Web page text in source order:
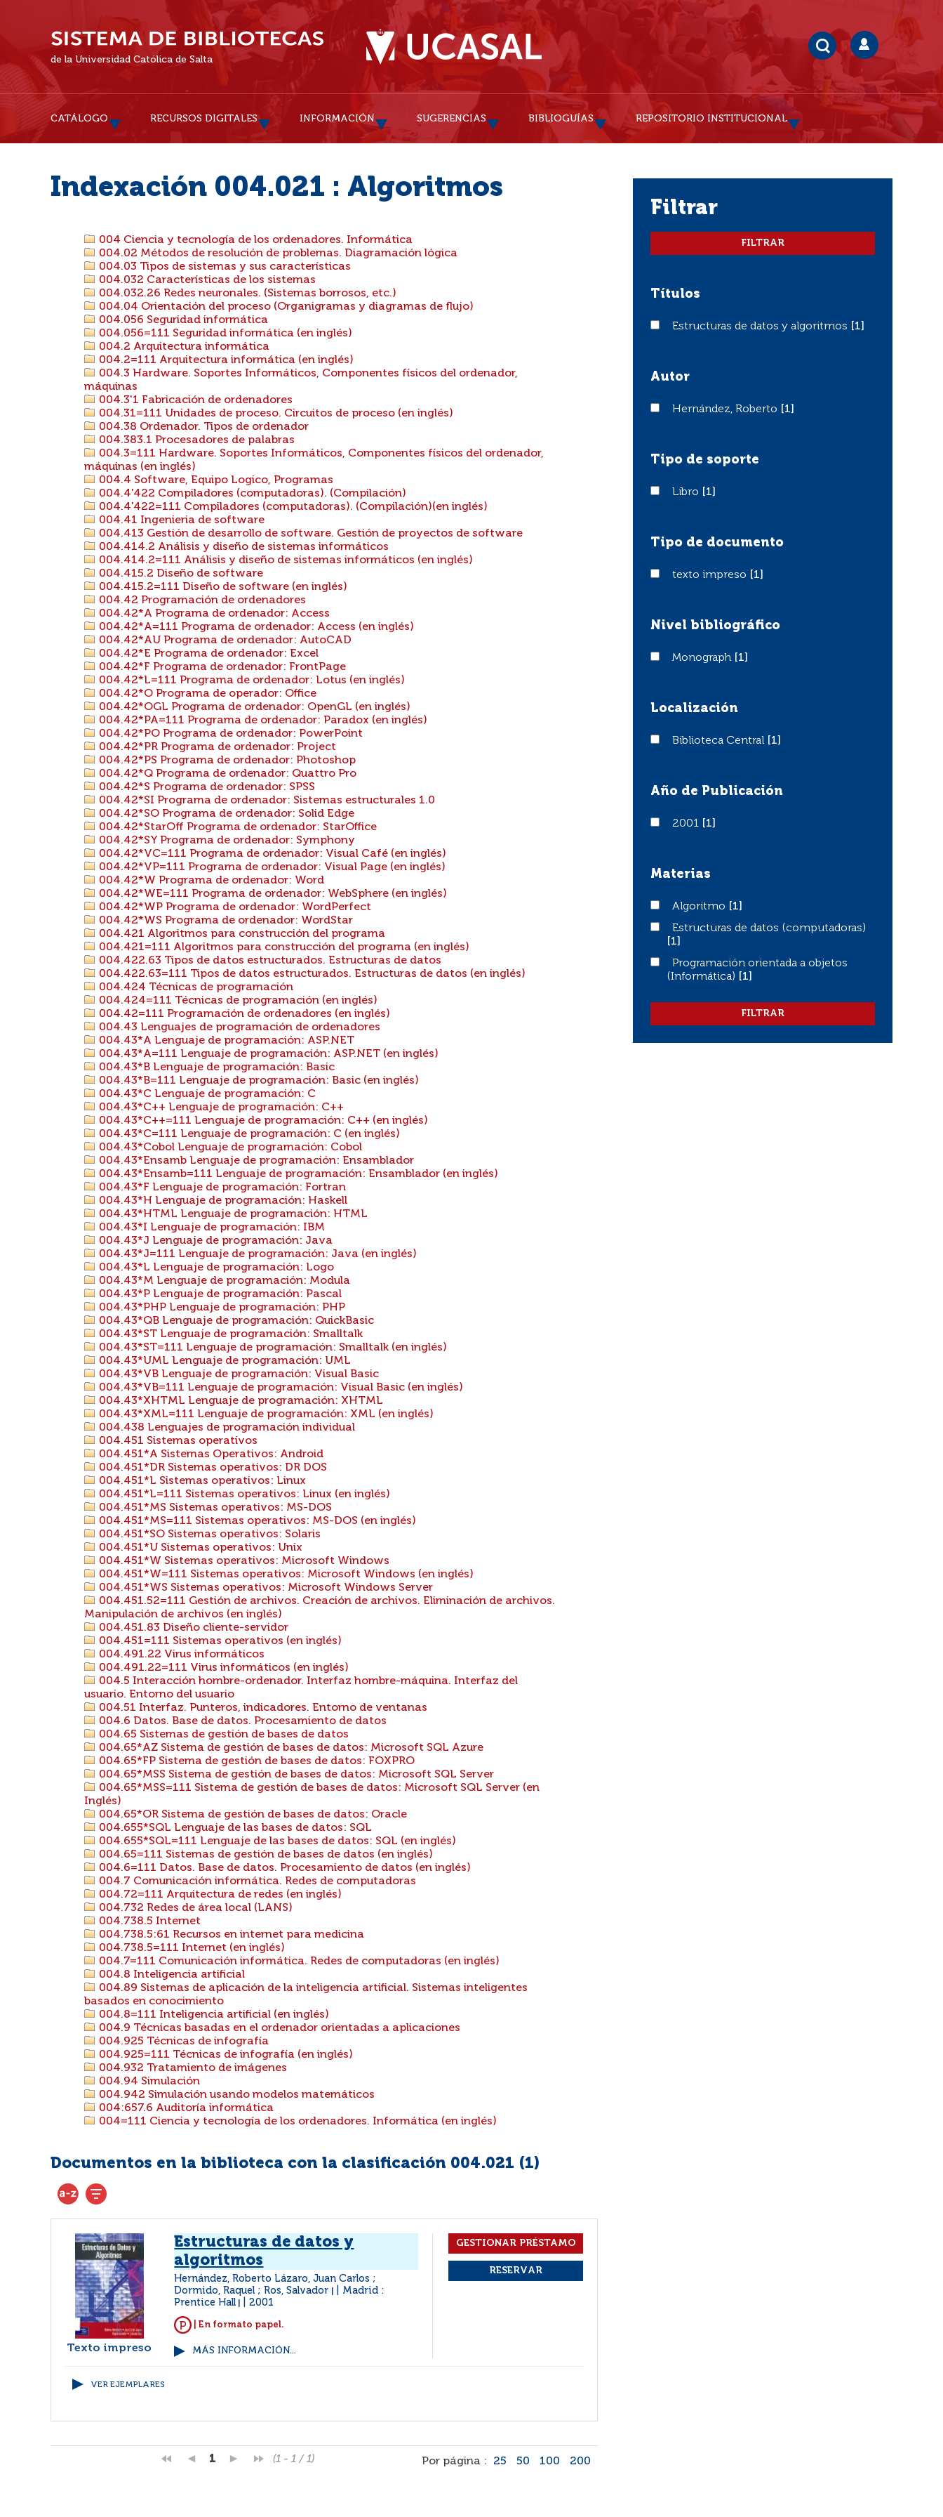
de la Universidad Católica de Salta
CATÁLOGO RECURSOS DIGITALES INFORMACIÓN SUGERENCIAS BIBLIOGUÍAS REPOSITORIO INSTITUCIONAL
Indexación 004.021 : Algoritmos
004 Ciencia y tecnología de los ordenadores. Informática
004.02 Métodos de resolución de problemas. Diagramación lógica
004.03 Tipos de sistemas y sus características
004.032 Características de los sistemas
004.032.26 Redes neuronales. (Sistemas borrosos, etc.)
004.04 Orientación del proceso (Organigramas y diagramas de flujo)
004.056 Seguridad informática
004.056=111 Seguridad informática (en inglés)
004.2 Arquitectura informática
004.2=111 Arquitectura informática (en inglés)
004.3 Hardware. Soportes Informáticos, Componentes físicos del ordenador,
máquinas
004.3'1 Fabricación de ordenadores
004.31=111 Unidades de proceso. Circuitos de proceso (en inglés)
004.38 Ordenador. Tipos de ordenador
004.383.1 Procesadores de palabras
004.3=111 Hardware. Soportes Informáticos, Componentes físicos del ordenador,
máquinas (en inglés)
004.4 Software, Equipo Logico, Programas
004.4'422 Compiladores (computadoras). (Compilación)
004.4'422=111 Compiladores (computadoras). (Compilación)(en inglés)
004.41 Ingenieria de software
004.413 Gestión de desarrollo de software. Gestión de proyectos de software
004.414.2 Análisis y diseño de sistemas informáticos
004.414.2=111 Análisis y diseño de sistemas informáticos (en inglés)
004.415.2 Diseño de software
004.415.2=111 Diseño de software (en inglés)
004.42 Programación de ordenadores
004.42*A Programa de ordenador: Access
004.42*A=111 Programa de ordenador: Access (en inglés)
004.42*AU Programa de ordenador: AutoCAD
004.42*E Programa de ordenador: Excel
004.42*F Programa de ordenador: FrontPage
004.42*L=111 Programa de ordenador: Lotus (en inglés)
004.42*O Programa de operador: Office
004.42*OGL Programa de ordenador: OpenGL (en inglés)
004.42*PA=111 Programa de ordenador: Paradox (en inglés)
004.42*PO Programa de ordenador: PowerPoint
004.42*PR Programa de ordenador: Project
004.42*PS Programa de ordenador: Photoshop
004.42*Q Programa de ordenador: Quattro Pro
004.42*S Programa de ordenador: SPSS
004.42*SI Programa de ordenador: Sistemas estructurales 1.0
004.42*SO Programa de ordenador: Solid Edge
004.42*StarOff Programa de ordenador: StarOffice
004.42*SY Programa de ordenador: Symphony
004.42*VC=111 Programa de ordenador: Visual Café (en inglés)
004.42*VP=111 Programa de ordenador: Visual Page (en inglés)
004.42*W Programa de ordenador: Word
004.42*WE=111 Programa de ordenador: WebSphere (en inglés)
004.42*WP Programa de ordenador: WordPerfect
004.42*WS Programa de ordenador: WordStar
004.421 Algoritmos para construcción del programa
004.421=111 Algoritmos para construcción del programa (en inglés)
004.422.63 Tipos de datos estructurados. Estructuras de datos
004.422.63=111 Tipos de datos estructurados. Estructuras de datos (en inglés)
004.424 Técnicas de programación
004.424=111 Técnicas de programación (en inglés)
004.42=111 Programación de ordenadores (en inglés)
004.43 Lenguajes de programación de ordenadores
004.43*A Lenguaje de programación: ASP.NET
004.43*A=111 Lenguaje de programación: ASP.NET (en inglés)
004.43*B Lenguaje de programación: Basic
004.43*B=111 Lenguaje de programación: Basic (en inglés)
004.43*C Lenguaje de programación: C
004.43*C++ Lenguaje de programación: C++
004.43*C++=111 Lenguaje de programación: C++ (en inglés)
004.43*C=111 Lenguaje de programación: C (en inglés)
004.43*Cobol Lenguaje de programación: Cobol
004.43*Ensamb Lenguaje de programación: Ensamblador
004.43*Ensamb=111 Lenguaje de programación: Ensamblador (en inglés)
004.43*F Lenguaje de programación: Fortran
004.43*H Lenguaje de programación: Haskell
004.43*HTML Lenguaje de programación: HTML
004.43*I Lenguaje de programación: IBM
004.43*J Lenguaje de programación: Java
004.43*J=111 Lenguaje de programación: Java (en inglés)
004.43*L Lenguaje de programación: Logo
004.43*M Lenguaje de programación: Modula
004.43*P Lenguaje de programación: Pascal
004.43*PHP Lenguaje de programación: PHP
004.43*QB Lenguaje de programación: QuickBasic
004.43*ST Lenguaje de programación: Smalltalk
004.43*ST=111 Lenguaje de programación: Smalltalk (en inglés)
004.43*UML Lenguaje de programación: UML
004.43*VB Lenguaje de programación: Visual Basic
004.43*VB=111 Lenguaje de programación: Visual Basic (en inglés)
004.43*XHTML Lenguaje de programación: XHTML
004.43*XML=111 Lenguaje de programación: XML (en inglés)
004.438 Lenguajes de programación individual
004.451 Sistemas operativos
004.451*A Sistemas Operativos: Android
004.451*DR Sistemas operativos: DR DOS
004.451*L Sistemas operativos: Linux
004.451*L=111 Sistemas operativos: Linux (en inglés)
004.451*MS Sistemas operativos: MS-DOS
004.451*MS=111 Sistemas operativos: MS-DOS (en inglés)
004.451*SO Sistemas operativos: Solaris
004.451*U Sistemas operativos: Unix
004.451*W Sistemas operativos: Microsoft Windows
004.451*W=111 Sistemas operativos: Microsoft Windows (en inglés)
004.451*WS Sistemas operativos: Microsoft Windows Server
004.451.52=111 Gestión de archivos. Creación de archivos. Eliminación de archivos.
Manipulación de archivos (en inglés)
004.451.83 Diseño cliente-servidor
004.451=111 Sistemas operativos (en inglés)
004.491.22 Virus informáticos
004.491.22=111 Virus informáticos (en inglés)
004.5 Interacción hombre-ordenador. Interfaz hombre-máquina. Interfaz del
usuario. Entorno del usuario
004.51 Interfaz. Punteros, indicadores. Entorno de ventanas
004.6 Datos. Base de datos. Procesamiento de datos
004.65 Sistemas de gestión de bases de datos
004.65*AZ Sistema de gestión de bases de datos: Microsoft SQL Azure
004.65*FP Sistema de gestión de bases de datos: FOXPRO
004.65*MSS Sistema de gestión de bases de datos: Microsoft SQL Server
004.65*MSS=111 Sistema de gestión de bases de datos: Microsoft SQL Server (en
Inglés)
004.65*OR Sistema de gestión de bases de datos: Oracle
004.655*SQL Lenguaje de las bases de datos: SQL
004.655*SQL=111 Lenguaje de las bases de datos: SQL (en inglés)
004.65=111 Sistemas de gestión de bases de datos (en inglés)
004.6=111 Datos. Base de datos. Procesamiento de datos (en inglés)
004.7 Comunicación informática. Redes de computadoras
004.72=111 Arquitectura de redes (en inglés)
004.732 Redes de área local (LANS)
004.738.5 Internet
004.738.5:61 Recursos en internet para medicina
004.738.5=111 Internet (en inglés)
004.7=111 Comunicación informática. Redes de computadoras (en inglés)
004.8 Inteligencia artificial
004.89 Sistemas de aplicación de la inteligencia artificial. Sistemas inteligentes
basados en conocimiento
004.8=111 Inteligencia artificial (en inglés)
004.9 Técnicas basadas en el ordenador orientadas a aplicaciones
004.925 Técnicas de infografía
004.925=111 Técnicas de infografía (en inglés)
004.932 Tratamiento de imágenes
004.94 Simulación
004.942 Simulación usando modelos matemáticos
004:657.6 Auditoría informática
004=111 Ciencia y tecnología de los ordenadores. Informática (en inglés)
Documentos en la biblioteca con la clasificación 004.021 (1)
Texto impreso
Estructuras de datos y
algoritmos
Hernández, Roberto Lázaro, Juan Carlos ;
Dormido, Raquel ; Ros, Salvador
Madrid :
Prentice Hall
2001
| En formato papel.
MÁS INFORMACIÓN...
VER EJEMPLARES
1 (1 - 1 / 1) Por página : 25 50 100 200
filtrar
Títulos
Estructuras de datos y algoritmos
Estructuras de datos y algoritmos [1]
Autor
Hernández, Roberto
Hernández, Roberto [1]
Tipo de soporte
LibroLibro [1]
Tipo de documento
texto impreso
texto impreso [1]
Nivel bibliográfico
Monograph
Monograph [1]
Localización
Biblioteca Central
Biblioteca Central [1]
Año de Publicación
20012001 [1]
Materias
Algoritmo
Algoritmo
[1]
Estructuras de datos (computadoras)
Estructuras de datos (computadoras)
[1]
Programación orientada a objetos (Informática)
Programación orientada a objetos
(Informática)
[1]